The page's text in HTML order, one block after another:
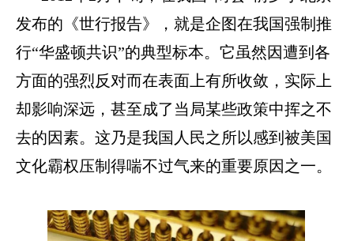
发布的《世行报告》，就是企图在我国强制推
行“华盛顿共识”的典型标本。它虽然因遭到各
方面的强烈反对而在表面上有所收敛，实际上
却影响深远，甚至成了当局某些政策中挥之不
去的因素。这乃是我国人民之所以感到被美国
文化霸权压制得喘不过气来的重要原因之一。